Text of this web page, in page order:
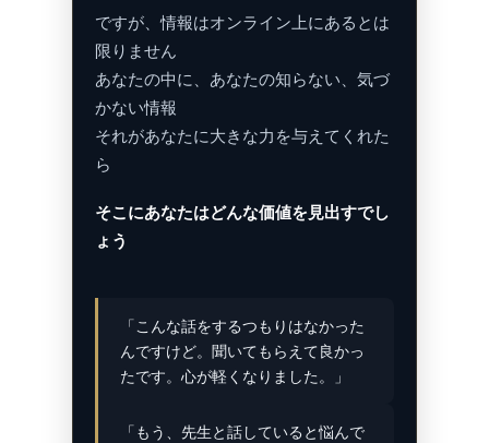
ですが、情報はオンライン上にあるとは
限りません
あなたの中に、あなたの知らない、気づ
かない情報
それがあなたに大きな力を与えてくれた
ら
そこにあなたはどんな価値を見出すでし
ょう
「こんな話をするつもりはなかった
んですけど。聞いてもらえて良かっ
たです。心が軽くなりました。」
「もう、先生と話していると悩んで